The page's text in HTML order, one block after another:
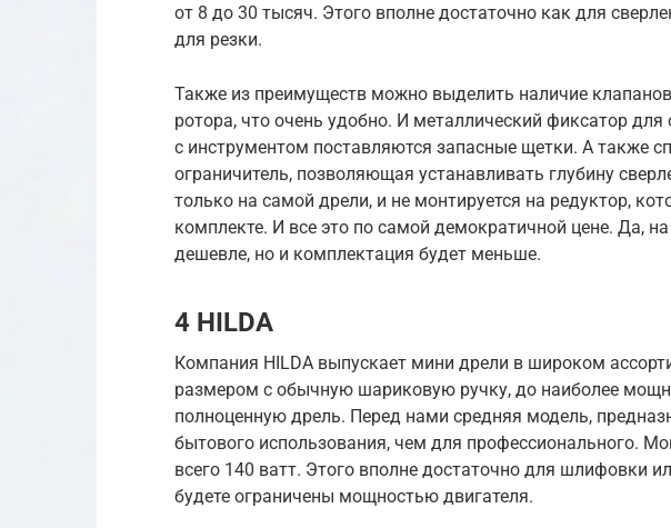
от 8 до 30 тысяч. Этого вполне достаточно как для
для резки.
Также из преимуществ можно выделить наличие
ротора, что очень удобно. И металлический фиксатор
с инструментом поставляются запасные щетки. А также
ограничитель, позволяющая устанавливать глубину
только на самой дрели, и не монтируется на редуктор,
комплекте. И все это по самой демократичной цене. Да,
дешевле, но и комплектация будет меньше.
4 HILDA
Компания HILDA выпускает мини дрели в широком
размером с обычную шариковую ручку, до наиболее
полноценную дрель. Перед нами средняя модель,
бытового использования, чем для профессионального.
всего 140 ватт. Этого вполне достаточно для шлифовки
будете ограничены мощностью двигателя.